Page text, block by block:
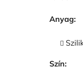
Anyag:
Szín: